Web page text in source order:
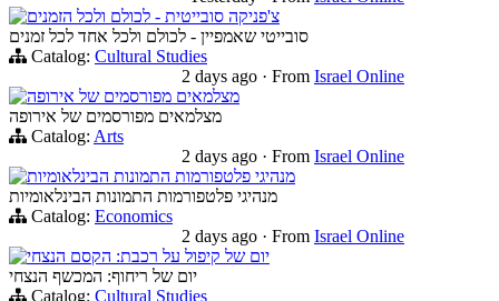
צ'פניקה סובייטית - לכולם ולכל הזמנים
סובייטי שאמפיין - לכולם ולכל אחד לכל זמנים
Catalog: Cultural Studies
2 days ago · From Israel Online
מצלמאים מפורסמים של אירופה
מצלמאים מפורסמים של אירופה
Catalog: Arts
2 days ago · From Israel Online
מנהיגי פלטפורמות התמונות הבינלאומיות
מנהיגי פלטפורמות התמונות הבינלאומיות
Catalog: Economics
2 days ago · From Israel Online
יום של קיפול על רכבת: הקסם הנצחי
יום של ריחוף: המכשף הנצחי
Catalog: Cultural Studies